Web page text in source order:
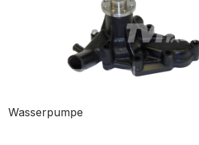
Wasserpumpe